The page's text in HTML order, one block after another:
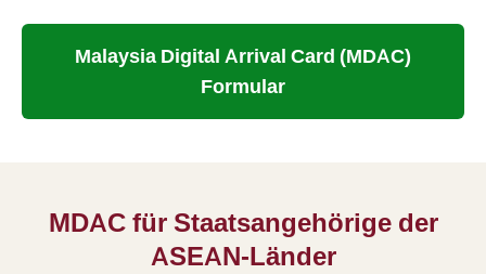
Malaysia Digital Arrival Card (MDAC)
Formular
MDAC für Staatsangehörige der
ASEAN-Länder